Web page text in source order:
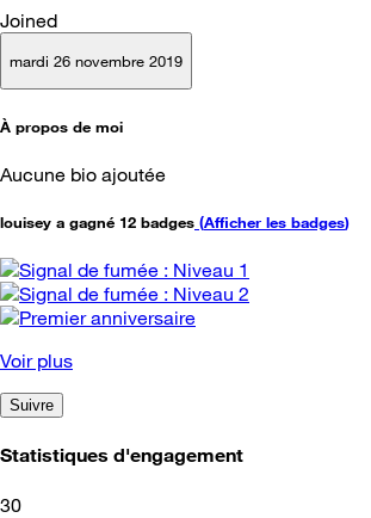
Joined
mardi 26 novembre 2019
À propos de moi
Aucune bio ajoutée
louisey a gagné 12 badges (Afficher les badges)
Voir plus
Suivre
Statistiques d'engagement
30